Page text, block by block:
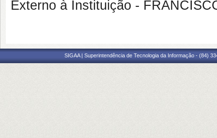
Externo à Instituição -
SIGAA | Superintendência de Tecnologia da Informação - (84)